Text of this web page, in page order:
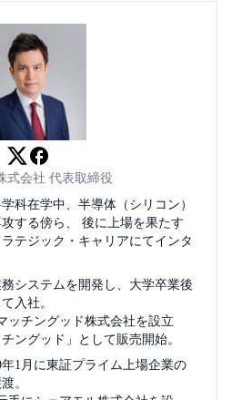
式会社 代表取締役
科在学中、半導体（シリコン）
する傍ら、 後に上場を果たす
テジック・キャリアにてインタ
システムを開発し、大学卒業後
入社。
ッチングッド株式会社を設立
ングッド」として販売開始。
1月に東証プライム上場企業の
。